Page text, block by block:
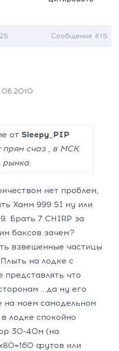
Сообщение #15
от Sleepy_PIP
прям счаз , в МСК.
рынка.
нет проблем,
Хамм 999 SI ну или
Брать 7 CHIRP за
баксов зачем?
взвешенные частицы
на лодке с
представлять что
...да ну его
моем самодельном
лодке спокойно
30-40м (на
футов или